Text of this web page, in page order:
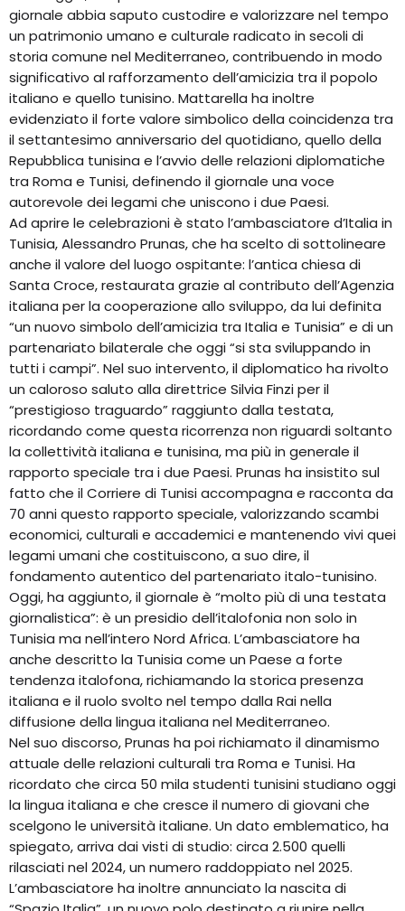
giornale abbia saputo custodire e valorizzare nel tempo
un patrimonio umano e culturale radicato in secoli di
storia comune nel Mediterraneo, contribuendo in modo
significativo al rafforzamento dell’amicizia tra il popolo
italiano e quello tunisino. Mattarella ha inoltre
evidenziato il forte valore simbolico della coincidenza tra
il settantesimo anniversario del quotidiano, quello della
Repubblica tunisina e l’avvio delle relazioni diplomatiche
tra Roma e Tunisi, definendo il giornale una voce
autorevole dei legami che uniscono i due Paesi.
Ad aprire le celebrazioni è stato l’ambasciatore d’Italia in
Tunisia, Alessandro Prunas, che ha scelto di sottolineare
anche il valore del luogo ospitante: l’antica chiesa di
Santa Croce, restaurata grazie al contributo dell’Agenzia
italiana per la cooperazione allo sviluppo, da lui definita
“un nuovo simbolo dell’amicizia tra Italia e Tunisia” e di un
partenariato bilaterale che oggi “si sta sviluppando in
tutti i campi”. Nel suo intervento, il diplomatico ha rivolto
un caloroso saluto alla direttrice Silvia Finzi per il
“prestigioso traguardo” raggiunto dalla testata,
ricordando come questa ricorrenza non riguardi soltanto
la collettività italiana e tunisina, ma più in generale il
rapporto speciale tra i due Paesi. Prunas ha insistito sul
fatto che il Corriere di Tunisi accompagna e racconta da
70 anni questo rapporto speciale, valorizzando scambi
economici, culturali e accademici e mantenendo vivi quei
legami umani che costituiscono, a suo dire, il
fondamento autentico del partenariato italo-tunisino.
Oggi, ha aggiunto, il giornale è “molto più di una testata
giornalistica”: è un presidio dell’italofonia non solo in
Tunisia ma nell’intero Nord Africa. L’ambasciatore ha
anche descritto la Tunisia come un Paese a forte
tendenza italofona, richiamando la storica presenza
italiana e il ruolo svolto nel tempo dalla Rai nella
diffusione della lingua italiana nel Mediterraneo.
Nel suo discorso, Prunas ha poi richiamato il dinamismo
attuale delle relazioni culturali tra Roma e Tunisi. Ha
ricordato che circa 50 mila studenti tunisini studiano oggi
la lingua italiana e che cresce il numero di giovani che
scelgono le università italiane. Un dato emblematico, ha
spiegato, arriva dai visti di studio: circa 2.500 quelli
rilasciati nel 2024, un numero raddoppiato nel 2025.
L’ambasciatore ha inoltre annunciato la nascita di